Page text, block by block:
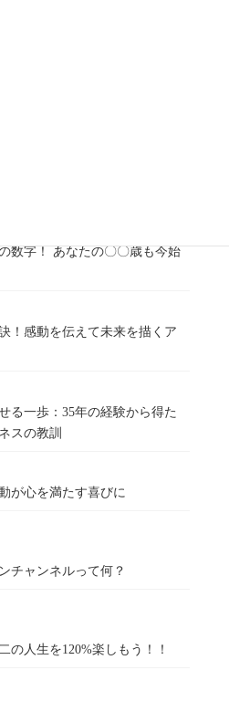
数字！ あなたの〇〇歳も今始
！感動を伝えて未来を描くア
る一歩：35年の経験から得た
スの教訓
が心を満たす喜びに
チャンネルって何？
の人生を120%楽しもう！！